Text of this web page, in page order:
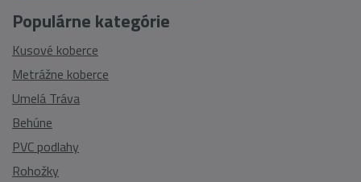
Populárne kategórie
Kusové koberce
Metrážne koberce
Umelá Tráva
Behúne
PVC podlahy
Rohožky